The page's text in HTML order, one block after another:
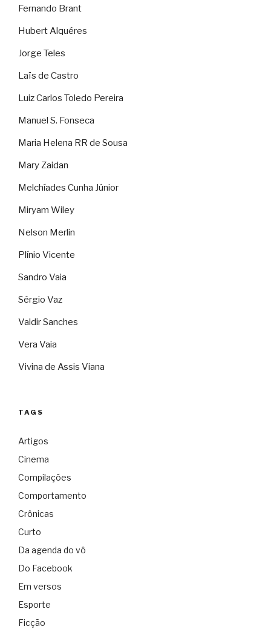
Fernando Brant
Hubert Alquéres
Jorge Teles
Laïs de Castro
Luiz Carlos Toledo Pereira
Manuel S. Fonseca
Maria Helena RR de Sousa
Mary Zaidan
Melchíades Cunha Júnior
Miryam Wiley
Nelson Merlin
Plínio Vicente
Sandro Vaia
Sérgio Vaz
Valdir Sanches
Vera Vaia
Vivina de Assis Viana
TAGS
Artigos
Cinema
Compilações
Comportamento
Crônicas
Curto
Da agenda do vô
Do Facebook
Em versos
Esporte
Ficção